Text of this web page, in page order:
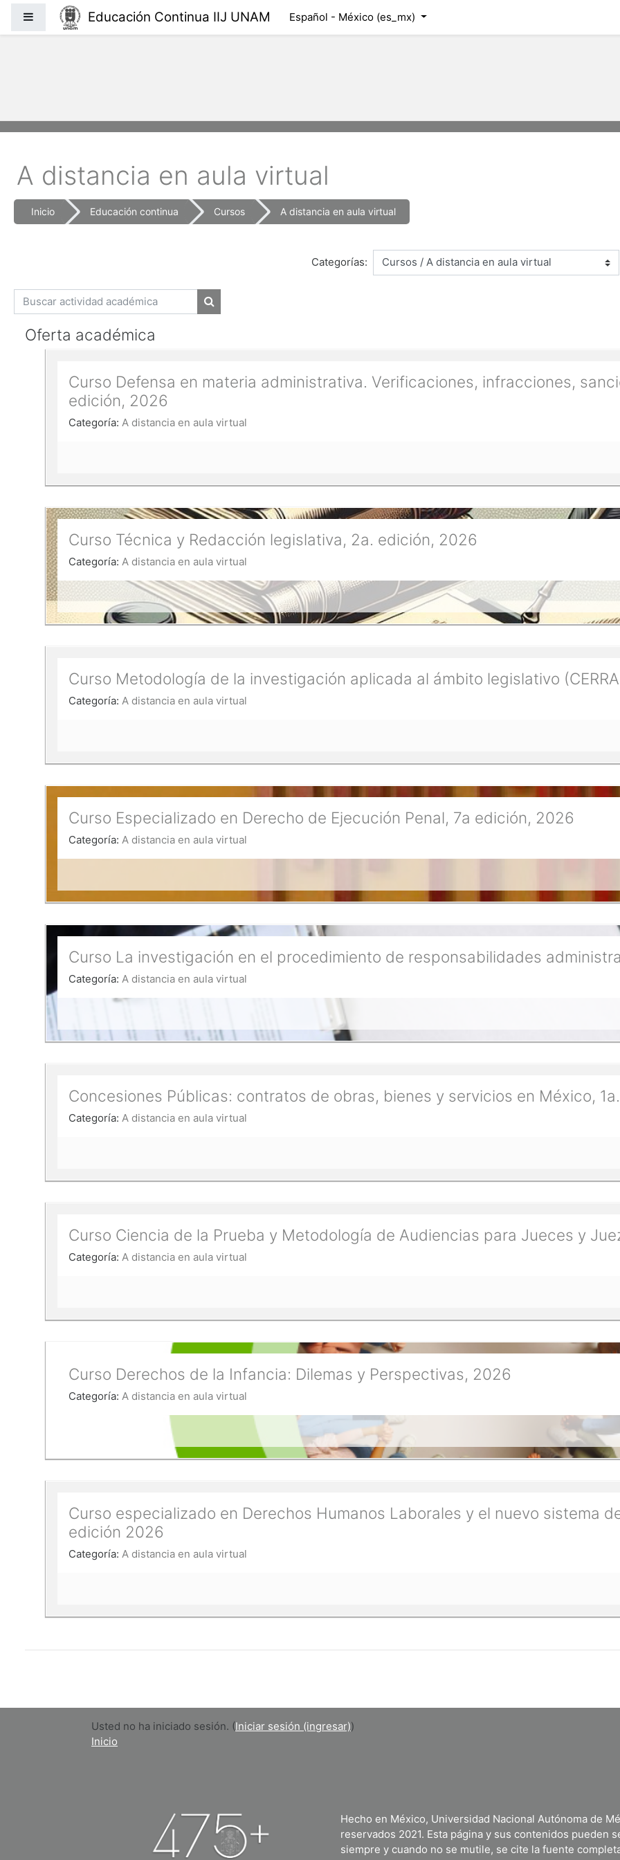
Saltar al contenido principal
Pánel lateralEducación Continua IIJ UNAM Español - México ‎(es_mx)‎
A distancia en aula virtual
Inicio Educación continua Cursos A distancia en aula virtual
Categorías:
Buscar actividad académica
Buscar actividad académica
Oferta académica
Curso Defensa en materia administrativa. Verificaciones, infracciones,
edición, 2026
Categoría: A distancia en aula virtual
Curso Técnica y Redacción legislativa, 2a. edición, 2026
Categoría: A distancia en aula virtual
Curso Metodología de la investigación aplicada al ámbito legislativo
Categoría: A distancia en aula virtual
Curso Especializado en Derecho de Ejecución Penal, 7a edición, 2026
Categoría: A distancia en aula virtual
Curso La investigación en el procedimiento de responsabilidades
Categoría: A distancia en aula virtual
Concesiones Públicas: contratos de obras, bienes y servicios en México,
Categoría: A distancia en aula virtual
Curso Ciencia de la Prueba y Metodología de Audiencias para Jueces y
Categoría: A distancia en aula virtual
Curso Derechos de la Infancia: Dilemas y Perspectivas, 2026
Categoría: A distancia en aula virtual
Curso especializado en Derechos Humanos Laborales y el nuevo sistema
edición 2026
Categoría: A distancia en aula virtual
Usted no ha iniciado sesión. (Iniciar sesión (ingresar))
Inicio
Hecho en México, Universidad Nacional Autónoma de
reservados 2021. Esta página y sus contenidos pueden
siempre y cuando no se mutile, se cite la fuente